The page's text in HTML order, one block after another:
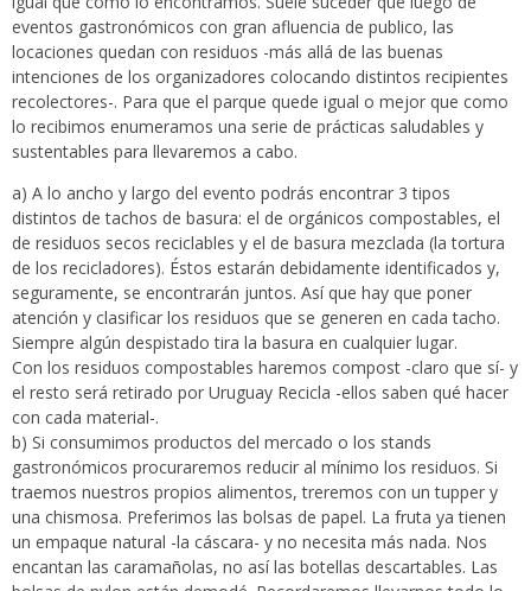
eventos gastronómicos con gran afluencia de publico, las
locaciones quedan con residuos -más allá de las buenas
intenciones de los organizadores colocando distintos recipientes
recolectores-. Para que el parque quede igual o mejor que como
lo recibimos enumeramos una serie de prácticas saludables y
sustentables para llevaremos a cabo.
a) A lo ancho y largo del evento podrás encontrar 3 tipos
distintos de tachos de basura: el de orgánicos compostables, el
de residuos secos reciclables y el de basura mezclada (la tortura
de los recicladores). Éstos estarán debidamente identificados y,
seguramente, se encontrarán juntos. Así que hay que poner
atención y clasificar los residuos que se generen en cada tacho.
Siempre algún despistado tira la basura en cualquier lugar.
Con los residuos compostables haremos compost -claro que sí- y
el resto será retirado por Uruguay Recicla -ellos saben qué hacer
con cada material-.
b) Si consumimos productos del mercado o los stands
gastronómicos procuraremos reducir al mínimo los residuos. Si
traemos nuestros propios alimentos, treremos con un tupper y
una chismosa. Preferimos las bolsas de papel. La fruta ya tienen
un empaque natural -la cáscara- y no necesita más nada. Nos
encantan las caramañolas, no así las botellas descartables. Las